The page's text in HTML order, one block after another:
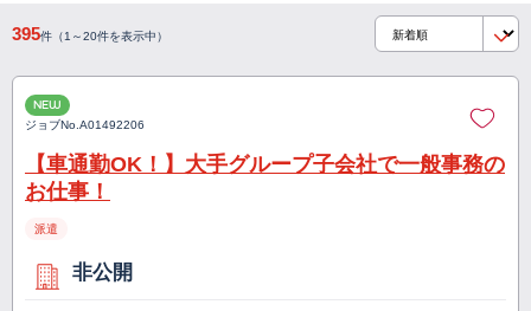
395件（1～20件を表示中）
NEW
ジョブNo.A01492206
【車通勤OK！】大手グループ子会社で一般事務の
お仕事！
派遣
非公開